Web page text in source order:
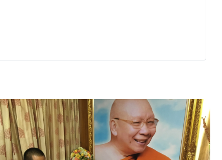
เมื่อ 15 มีนาคม 2565
งปวง และมีพลังใจในการสร้างความดีต่อไปค่ะ